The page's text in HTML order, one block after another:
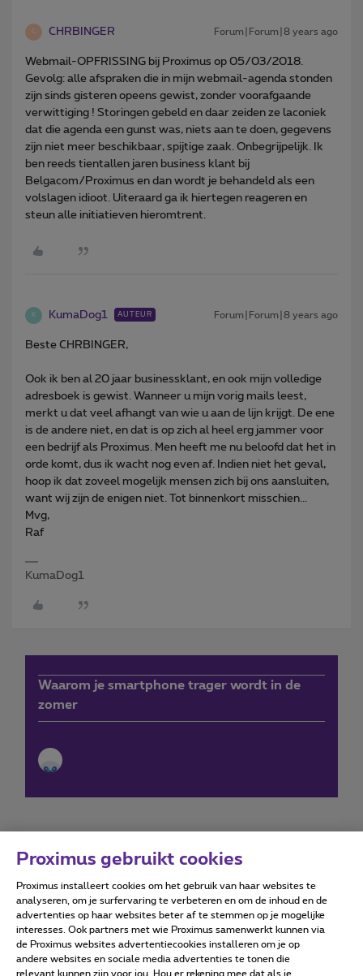
C CHRBINGER Forum|Forum|8 years ago
Webmail-OPFRISSING bij Proximus op 05/03/2018.
Gevolg: alle afspraken die in mijn webmail-agenda stonden
zijn sinds gisteren opeens gewist, zonder voorafgaande
verwittiging ! Storingen gebeld en daar zeiden ze laconiek
dat die agenda een gunst was, niets aan te doen, gegevens
zijn niet meer beschikbaar, spijtige zaak. Onbegrijpelijk. Ik
ben reeds tientallen jaren business klant bij
Belgacom/Proximus en dan wordt je behandeld als een
volslagen idioot. Uiteraard ga ik hiertegen reageren en
steun alle initiatieven hieromtrent.
K KumaDog1 AUTEUR Forum|Forum|8 years ago
Beste CHRBINGER,
Ook ik ben al 20 jaar businessklant, en ook mijn volledige
adresboek is gewist. Wanneer u mijn vorig mails leest,
merkt u dat veel afhangt van wie u aan de lijn krijgt. De ene
is de andere niet, en dat is op zich al heel erg jammer voor
een bedrijf als Proximus. Men heeft me nu beloofd dat het in
orde komt, dus ik wacht nog even af. Indien niet het geval,
hoop ik dat zoveel mogelijk mensen zich bij ons aansluiten,
want wij zijn de enigen niet. Tot binnenkort misschien...
Mvg,
Raf
KumaDog1
Waarom je smartphone trager wordt in de
zomer
Forumvoorwaarden Accessibility statement
Proximus gebruikt cookies
Proximus installeert cookies om het gebruik van haar websites te
analyseren, om je surfervaring te verbeteren en om de inhoud en de
advertenties op haar websites beter af te stemmen op je mogelijke
interesses. Ook partners met wie Proximus samenwerkt kunnen via
de Proximus websites advertentiecookies installeren om je op
andere websites en sociale media advertenties te tonen die
relevant kunnen zijn voor jou. Hou er rekening mee dat als je